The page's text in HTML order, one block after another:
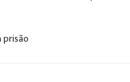
prisão